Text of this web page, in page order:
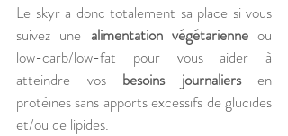
Le skyr a donc totalement sa place si vous
suivez une alimentation végétarienne ou
low-carb/low-fat pour vous aider à
atteindre vos besoins journaliers en
protéines sans apports excessifs de glucides
et/ou de lipides.